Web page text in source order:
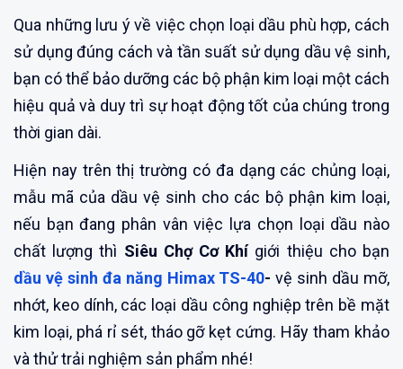
Qua những lưu ý về việc chọn loại dầu phù hợp, cách
sử dụng đúng cách và tần suất sử dụng dầu vệ sinh,
bạn có thể bảo dưỡng các bộ phận kim loại một cách
hiệu quả và duy trì sự hoạt động tốt của chúng trong
thời gian dài.
Hiện nay trên thị trường có đa dạng các chủng loại,
mẫu mã của dầu vệ sinh cho các bộ phận kim loại,
nếu bạn đang phân vân việc lựa chọn loại dầu nào
chất lượng thì Siêu Chợ Cơ Khígiới thiệu cho bạn
dầu vệ sinh đa năng Himax TS-40- vệ sinh dầu mỡ,
nhớt, keo dính, các loại dầu công nghiệp trên bề mặt
kim loại, phá rỉ sét, tháo gỡ kẹt cứng. Hãy tham khảo
và thử trải nghiệm sản phẩm nhé!